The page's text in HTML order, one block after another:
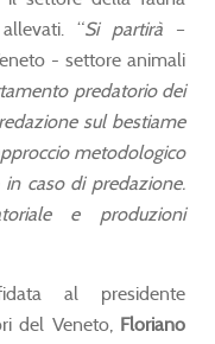
“Si partirà–
- settore animali
predatorio dei
sul bestiame
metodologico
in caso di predazione.
e produzioni
al presidente
del Veneto, Floriano